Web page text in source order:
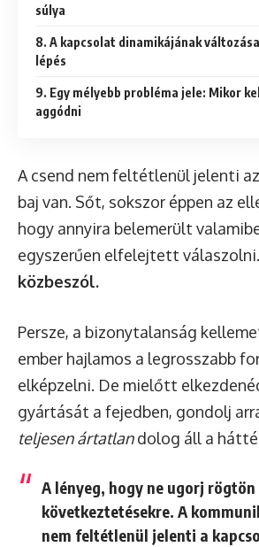
súlya
8. A kapcsolat dinamikájának
lépés
9. Egy mélyebb probléma jele: Mikor
aggódni
A csend nem feltétlenül jelenti
baj van. Sőt, sokszor éppen az
hogy annyira belemerült
egyszerűen elfelejtett válaszolni.
közbeszól.
Persze, a bizonytalanság
ember hajlamos a legrosszabb
elképzelni. De mielőtt
gyártását a fejedben, gondolj
teljesen ártatlandolog áll a
A lényeg, hogy ne ugorj rögtön
következtetésekre. A
nem feltétlenül jelenti a